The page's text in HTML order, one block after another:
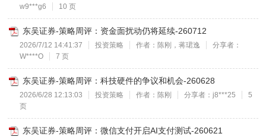
w9***g6
10 页
东吴证券-策略周评：资金面扰动仍将延续-260712
2026/7/12 14:41:37 投资策略 作者：陈刚，蒋珺逸
分享者：
W****O
7 页
东吴证券-策略周评：科技硬件的争议和机会-260628
2026/6/28 12:13:03 投资策略 作者：陈刚 分享者：j8***25
5
页
东吴证券-策略周评：微信支付开启AI支付测试-260621